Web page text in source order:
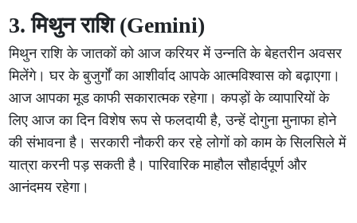
3. मिथुन राशि (Gemini)
मिथुन राशि के जातकों को आज करियर में उन्नति के बेहतरीन अवसर
मिलेंगे। घर के बुजुर्गों का आशीर्वाद आपके आत्मविश्वास को बढ़ाएगा।
आज आपका मूड काफी सकारात्मक रहेगा। कपड़ों के व्यापारियों के
लिए आज का दिन विशेष रूप से फलदायी है, उन्हें दोगुना मुनाफा होने
की संभावना है। सरकारी नौकरी कर रहे लोगों को काम के सिलसिले में
यात्रा करनी पड़ सकती है। पारिवारिक माहौल सौहार्दपूर्ण और
आनंदमय रहेगा।